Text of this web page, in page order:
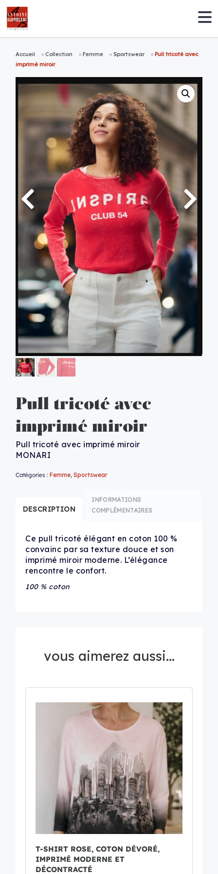
Accueil » Collection »Femme »Sportswear » Pull tricoté avec
imprimé miroir
Pull tricoté avec
imprimé miroir
Pull tricoté avec imprimé miroir
MONARI
Catégories :Femme ,Sportswear
DESCRIPTION
INFORMATIONS
COMPLÉMENTAIRES
Ce pull tricoté élégant en coton 100 %
convainc par sa texture douce et son
imprimé miroir moderne. L’élégance
rencontre le confort.
100 % coton
vous aimerez aussi...
T-SHIRT ROSE, COTON DÉVORÉ,
IMPRIMÉ MODERNE ET
DÉCONTRACTÉ